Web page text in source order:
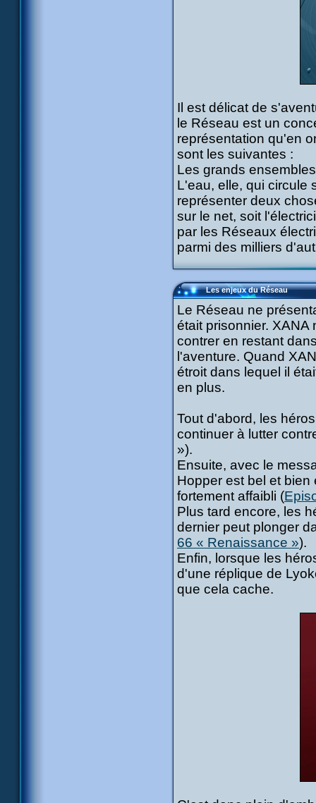
Il est délicat de
le Réseau est un
représentation qu'en
sont les suivantes :
Les grands
L'eau, elle, qui circule
représenter deux
sur le net, soit
par les Réseaux
parmi des milliers
Les enjeux du Réseau
Le Réseau ne
était prisonnier.
contrer en restant
l'aventure. Quand
étroit dans lequel il
en plus.
Tout d'abord, les
continuer à lutter
»).
Ensuite, avec le
Hopper est bel et
fortement affaibli (
Plus tard encore, les
dernier peut plonger
66 « Renaissance »).
Enfin, lorsque les
d'une réplique de
que cela cache.